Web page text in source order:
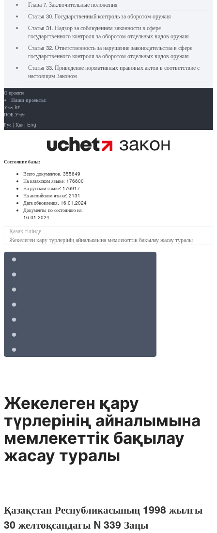
Глава 7. Заключительные положения
Статья 30. Государственный контроль за оборотом оружия
Статья 31. Надзор за соблюдением законности в сфере
государственного контроля за оборотом отдельных видов оружия
Статья 32. Ответственность за нарушение законодательства в сфере
государственного контроля за оборотом отдельных видов оружия
Статья 33. Приведение нормативных правовых актов в соответствие с
настоящим Законом
О проекте
Наши проекты:
Учёт.kz
ПОБ.Учёт
Рус | Қаз | Eng
Состояние базы:
Всего документов: 355649
На казахском языке: 176600
На русском языке: 176917
На английском языке: 2131
Дата обновления: 16.01.2024
Документы по состоянию на:
16.01.2024
Қазақ тілінде
Жекелеген қару түрлерінің айналымына мемлекеттік бақылау жасау туралы
Жекелеген қару
түрлерінің айналымына
мемлекеттік бақылау
жасау туралы
Қазақстан Республикасының 1998 жылғы
30 желтоқсандағы N 339 Заңы